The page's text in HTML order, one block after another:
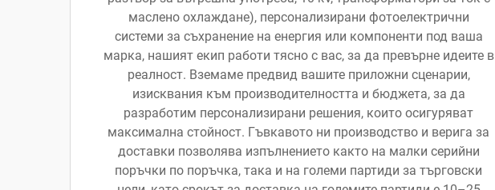
маслено охлаждане), персонализирани фотоелектрични
системи за съхранение на енергия или компоненти под ваша
марка, нашият екип работи тясно с вас, за да превърне идеите в
реалност. Вземаме предвид вашите приложни сценарии,
изисквания към производителността и бюджета, за да
разработим персонализирани решения, които осигуряват
максимална стойност. Гъвкавото ни производство и верига за
доставки позволява изпълнението както на малки серийни
поръчки по поръчка, така и на големи партиди за търговски